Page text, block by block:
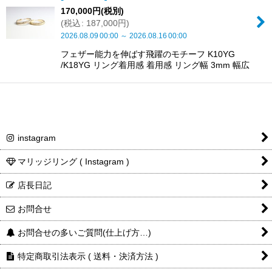
170,000円(税別)
(税込: 187,000円)
2026.08.0900:00 ～ 2026.08.16 00:00
フェザー能力を伸ばす飛躍のモチーフ K10YG
/K18YG リング着用感 着用感 リング幅 3mm 幅広
instagram
マリッジリング ( Instagram )
店長日記
お問合せ
お問合せの多いご質問(仕上げ方…)
特定商取引法表示 ( 送料・決済方法 )